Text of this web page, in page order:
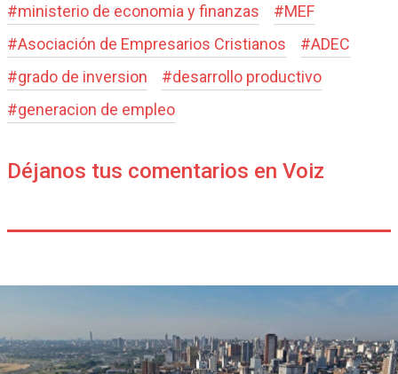
#ministerio de economia y finanzas #MEF
#Asociación de Empresarios Cristianos #ADEC
#grado de inversion #desarrollo productivo
#generacion de empleo
Déjanos tus comentarios en Voiz